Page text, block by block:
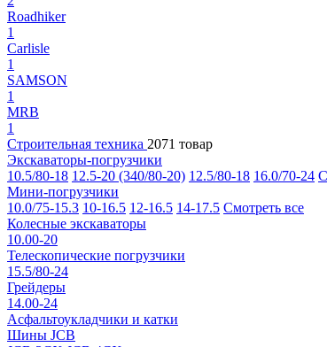
Roadhiker
1
Carlisle
1
SAMSON
1
MRB
1
Строительная техника 2071 товар
Экскаваторы-погрузчики
10.5/80-18 12.5-20 (340/80-20) 12.5/80-18 16.0/70-24
Мини-погрузчики
10.0/75-15.3 10-16.5 12-16.5 14-17.5 Смотреть все
Колесные экскаваторы
10.00-20
Телескопические погрузчики
15.5/80-24
Грейдеры
14.00-24
Асфальтоукладчики и катки
Шины JCB